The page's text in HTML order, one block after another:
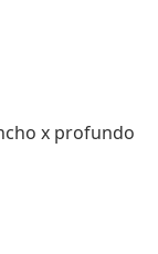
x profundo